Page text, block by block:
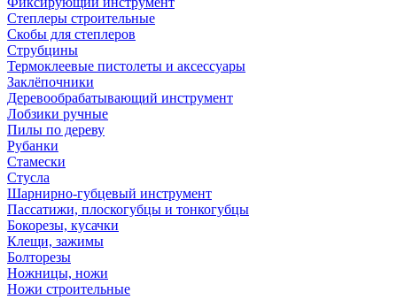
Степлеры строительные
Скобы для степлеров
Струбцины
Термоклеевые пистолеты и аксессуары
Заклёпочники
Деревообрабатывающий инструмент
Лобзики ручные
Пилы по дереву
Рубанки
Стамески
Стусла
Шарнирно-губцевый инструмент
Пассатижи, плоскогубцы и тонкогубцы
Бокорезы, кусачки
Клещи, зажимы
Болторезы
Ножницы, ножи
Ножи строительные